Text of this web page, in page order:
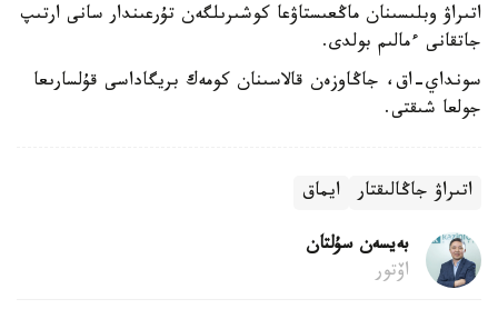
اتىراۋ وبلىسىنان ماڭعىستاۋعا كوشىرىلگەن تۇرعىندار سانى ارتىپ
جاتقانى ءمالىم بولدى.
سونداي-اق، جاڭاوزەن قالاسىنان كومەك بريگاداسى قۇلسارىعا
جولعا شىقتى.
اتىراۋ جاڭالىقتار ايماق
بەيسەن سۇلتان
اۆتور